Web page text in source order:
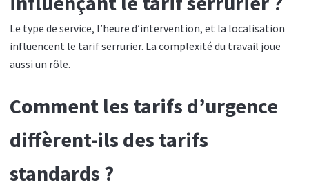
Le type de service, l’heure d’intervention, et la localisation
influencent le tarif serrurier. La complexité du travail joue
aussi un rôle.
Comment les tarifs d’urgence
diffèrent-ils des tarifs
standards ?